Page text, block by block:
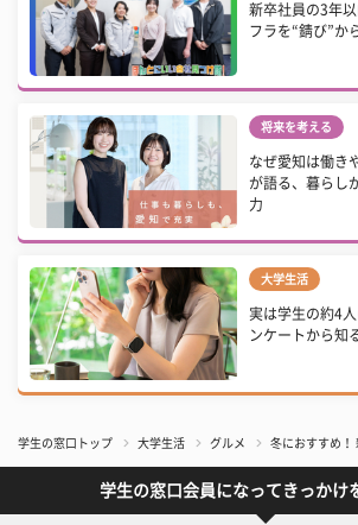
新卒社員の3年
フラを“錆び”か
将来を考える
なぜ愛知は働き
が語る、暮らし
力
大学生活
実は学生の約4
ンケートから知
学生の窓口トップ 大学生活 グルメ 冬におすすめ！
学生の窓口会員になってきっかけ